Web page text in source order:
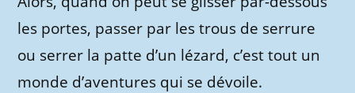
les portes, passer par les trous de serrure
ou serrer la patte d’un lézard, c’est tout un
monde d’aventures qui se dévoile.